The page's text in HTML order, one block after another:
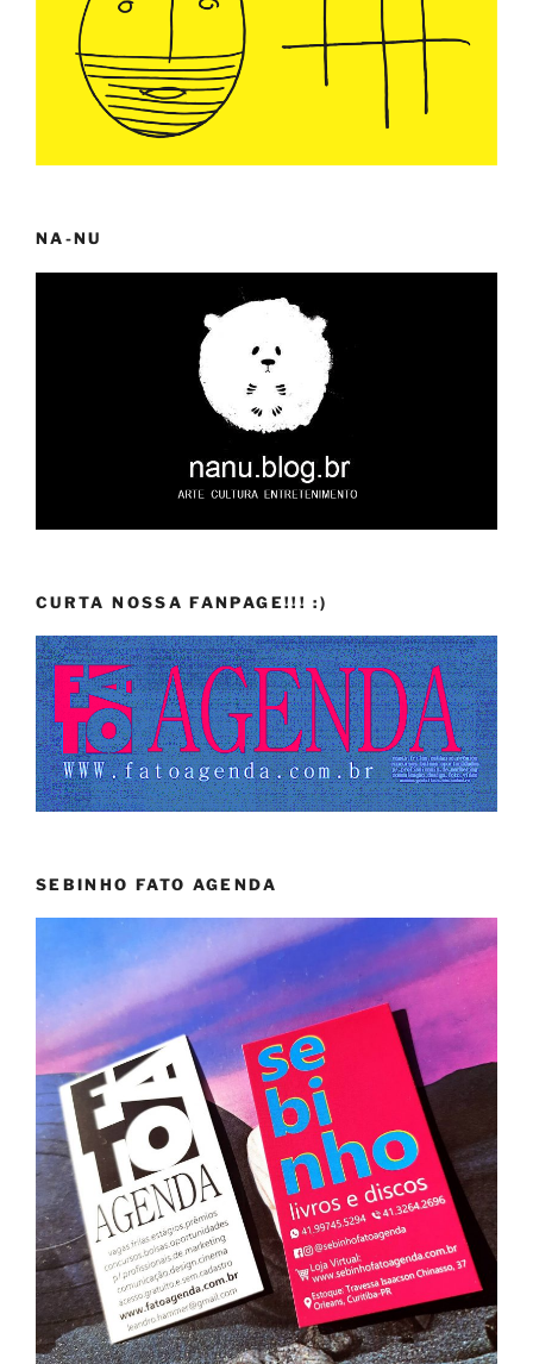
NA-NU
CURTA NOSSA FANPAGE!!! :)
SEBINHO FATO AGENDA